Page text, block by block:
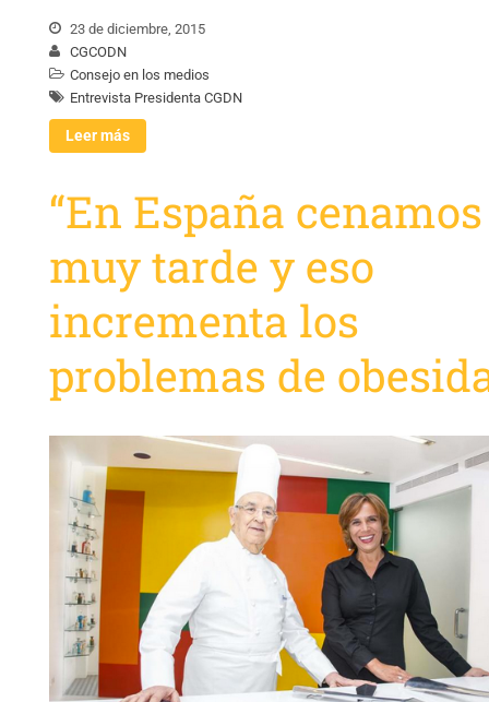
23 de diciembre, 2015
CGCODN
Consejo en los medios
Entrevista Presidenta CGDN
Leer más
“En España cenamos
muy tarde y eso
incrementa los
problemas de